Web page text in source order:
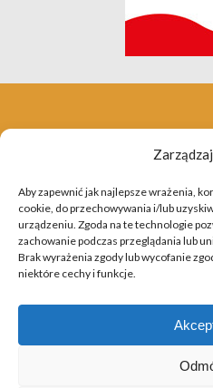
Aby zapewnić jak najlepsze wrażenia,
cookie, do przechowywania i/lub
urządzeniu. Zgoda na te technologie
zachowanie podczas przeglądania lub
Brak wyrażenia zgody lub wycofanie
niektóre cechy i funkcje.